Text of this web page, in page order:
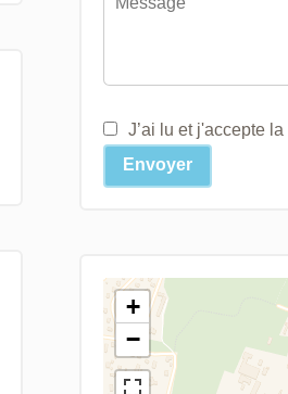
J’ai lu et j'accepte la
Envoyer
+
−